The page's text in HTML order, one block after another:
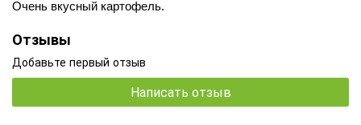
Очень вкусный картофель.
Отзывы
Добавьте первый отзыв
Написать отзыв